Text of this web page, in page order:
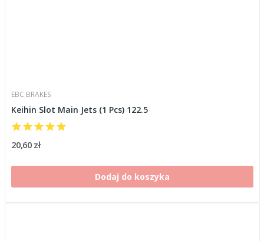
EBC BRAKES
Keihin Slot Main Jets (1 Pcs) 122.5
20,60 zł
Dodaj do koszyka